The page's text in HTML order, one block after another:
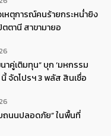
หตุการณ์คนร้ายกระหน่ำยิง
ตานี สาขามายอ
าคู่เติมทุน” บุก ‘มหกรรม
จัดโปรฯ 3 พลัส สินเชื่อ
ถนนปลอดภัย” ในพื้นที่